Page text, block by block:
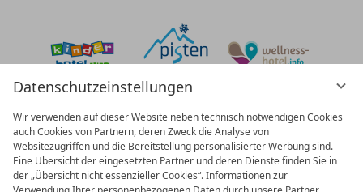
Datenschutzeinstellungen
Wir verwenden auf dieser Website neben technisch notwendigen Cookies
auch Cookies von Partnern, deren Zweck die Analyse von
Websitezugriffen und die Bereitstellung personalisierter Werbung sind.
Eine Übersicht der eingesetzten Partner und deren Dienste finden Sie in
der „Übersicht nicht essenzieller Cookies“. Informationen zur